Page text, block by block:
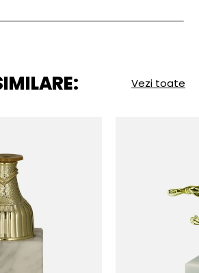
Vezi toate